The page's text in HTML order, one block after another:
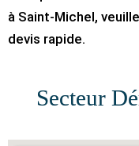
à Saint-Michel,
devis rapide.
Secteur